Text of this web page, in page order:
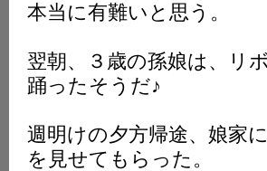
本当に有難いと思う。
翌朝、３歳の孫娘は、リ
踊ったそうだ♪
週明けの夕方帰途、娘家
を見せてもらった。